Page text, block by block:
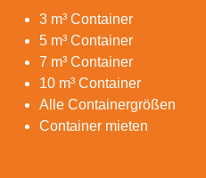
3 m³ Container
5 m³ Container
7 m³ Container
10 m³ Container
Alle Containergrößen
Container mieten